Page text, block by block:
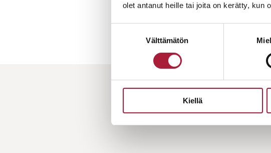
olet antanut heille tai joita on kerätty, kun
Välttämätön
Kiellä